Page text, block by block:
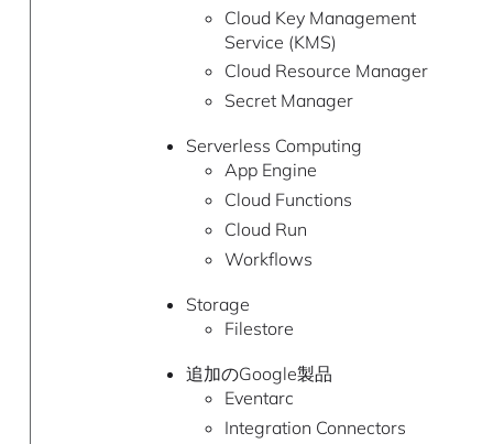
Cloud Key Management
Service (KMS)
Cloud Resource Manager
Secret Manager
Serverless Computing
App Engine
Cloud Functions
Cloud Run
Workflows
Storage
Filestore
追加のGoogle製品
Eventarc
Integration Connectors